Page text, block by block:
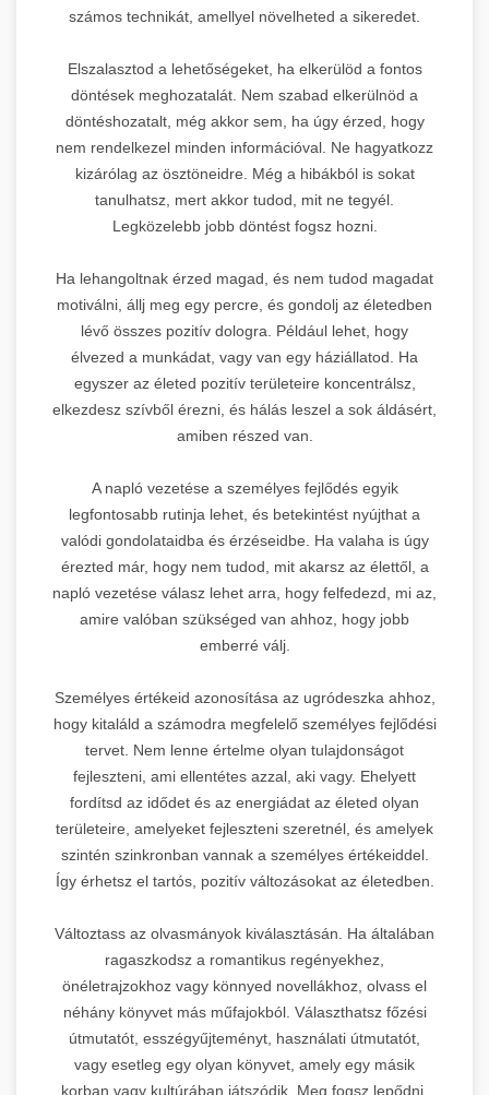
számos technikát, amellyel növelheted a sikeredet.
Elszalasztod a lehetőségeket, ha elkerülöd a fontos
döntések meghozatalát. Nem szabad elkerülnöd a
döntéshozatalt, még akkor sem, ha úgy érzed, hogy
nem rendelkezel minden információval. Ne hagyatkozz
kizárólag az ösztöneidre. Még a hibákból is sokat
tanulhatsz, mert akkor tudod, mit ne tegyél.
Legközelebb jobb döntést fogsz hozni.
Ha lehangoltnak érzed magad, és nem tudod magadat
motiválni, állj meg egy percre, és gondolj az életedben
lévő összes pozitív dologra. Például lehet, hogy
élvezed a munkádat, vagy van egy háziállatod. Ha
egyszer az életed pozitív területeire koncentrálsz,
elkezdesz szívből érezni, és hálás leszel a sok áldásért,
amiben részed van.
A napló vezetése a személyes fejlődés egyik
legfontosabb rutinja lehet, és betekintést nyújthat a
valódi gondolataidba és érzéseidbe. Ha valaha is úgy
érezted már, hogy nem tudod, mit akarsz az élettől, a
napló vezetése válasz lehet arra, hogy felfedezd, mi az,
amire valóban szükséged van ahhoz, hogy jobb
emberré válj.
Személyes értékeid azonosítása az ugródeszka ahhoz,
hogy kitaláld a számodra megfelelő személyes fejlődési
tervet. Nem lenne értelme olyan tulajdonságot
fejleszteni, ami ellentétes azzal, aki vagy. Ehelyett
fordítsd az idődet és az energiádat az életed olyan
területeire, amelyeket fejleszteni szeretnél, és amelyek
szintén szinkronban vannak a személyes értékeiddel.
Így érhetsz el tartós, pozitív változásokat az életedben.
Változtass az olvasmányok kiválasztásán. Ha általában
ragaszkodsz a romantikus regényekhez,
önéletrajzokhoz vagy könnyed novellákhoz, olvass el
néhány könyvet más műfajokból. Választhatsz főzési
útmutatót, esszégyűjteményt, használati útmutatót,
vagy esetleg egy olyan könyvet, amely egy másik
korban vagy kultúrában játszódik. Meg fogsz lepődni,